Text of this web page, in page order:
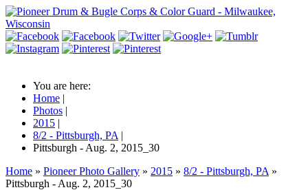
You are here:
Home |
Photos |
2015 |
8/2 - Pittsburgh, PA |
Pittsburgh - Aug. 2, 2015_30
Home » Pioneer Photo Gallery » 2015 » 8/2 - Pittsburgh, PA »
Pittsburgh - Aug. 2, 2015_30